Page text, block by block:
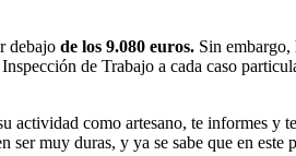
debajo de los 9.080 euros. Sin
de Trabajo a cada caso
como artesano, te informes y
ser muy duras, y ya se sabe que en